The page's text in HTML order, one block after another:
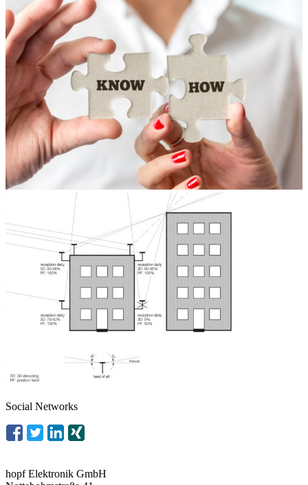
Social Networks
hopfElektronik GmbH